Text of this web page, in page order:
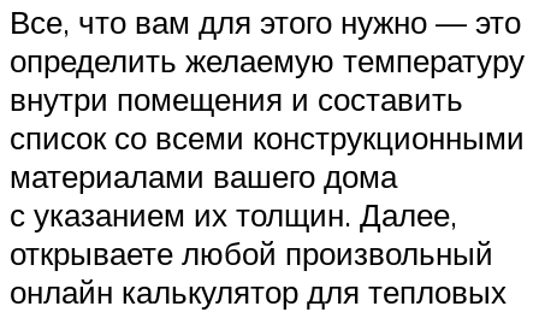
Все, что вам для этого нужно — это
определить желаемую температуру
внутри помещения и составить
список со всеми конструкционными
материалами вашего дома
с указанием их толщин. Далее,
открываете любой произвольный
онлайн калькулятор для тепловых